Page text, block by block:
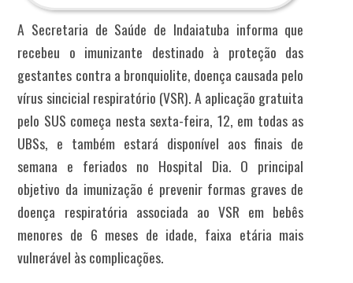
A Secretaria de Saúde de Indaiatuba informa que
recebeu o imunizante destinado à proteção das
gestantes contra a bronquiolite, doença causada pelo
vírus sincicial respiratório (VSR). A aplicação gratuita
pelo SUS começa nesta sexta-feira, 12, em todas as
UBSs, e também estará disponível aos finais de
semana e feriados no Hospital Dia. O principal
objetivo da imunização é prevenir formas graves de
doença respiratória associada ao VSR em bebês
menores de 6 meses de idade, faixa etária mais
vulnerável às complicações.